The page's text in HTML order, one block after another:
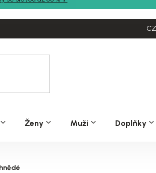
Ženy Muži Doplňky